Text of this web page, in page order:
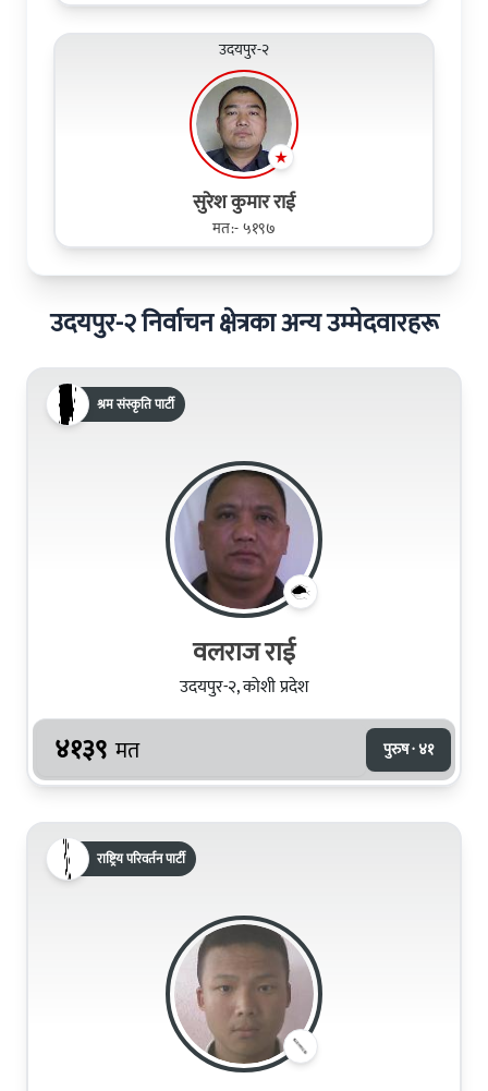
उदयपुर-२
सुरेश कुमार राई
मत:- ५१९७
उदयपुर-२ निर्वाचन क्षेत्रका अन्य उम्मेदवारहरू
श्रम संस्कृति पार्टी
वलराज राई
उदयपुर-२, कोशी प्रदेश
४१३९ मत पुरुष · ४१
राष्ट्रिय परिवर्तन पार्टी